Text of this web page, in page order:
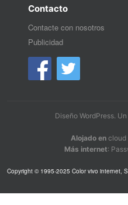
Contacto
Contacte con nosotros
Publicidad
Diseño WordPress.
Alojado en cloud
Más internet:
Copyright © 1995-2025 Color vivo internet,